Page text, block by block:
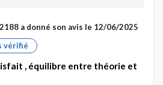
a donné son avis le 12/06/2025
vérifié
, équilibre entre théorie et